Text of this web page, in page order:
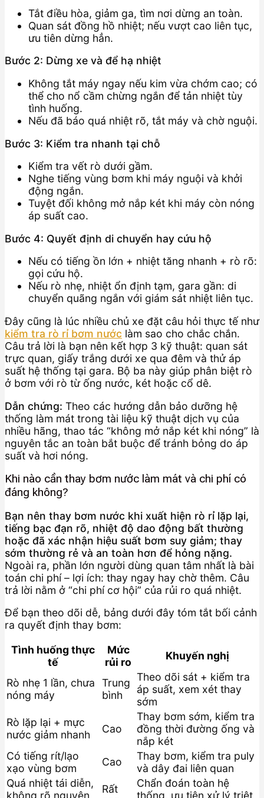
Tắt điều hòa, giảm ga, tìm nơi dừng an toàn.
Quan sát đồng hồ nhiệt; nếu vượt cao liên tục,
ưu tiên dừng hẳn.
Bước 2: Dừng xe và để hạ nhiệt
Không tắt máy ngay nếu kim vừa chớm cao; có
thể cho nổ cầm chừng ngắn để tản nhiệt tùy
tình huống.
Nếu đã báo quá nhiệt rõ, tắt máy và chờ nguội.
Bước 3: Kiểm tra nhanh tại chỗ
Kiểm tra vết rò dưới gầm.
Nghe tiếng vùng bơm khi máy nguội và khởi
động ngắn.
Tuyệt đối không mở nắp két khi máy còn nóng
áp suất cao.
Bước 4: Quyết định di chuyển hay cứu hộ
Nếu có tiếng ồn lớn + nhiệt tăng nhanh + rò rõ:
gọi cứu hộ.
Nếu rò nhẹ, nhiệt ổn định tạm, gara gần: di
chuyển quãng ngắn với giám sát nhiệt liên tục.
Đây cũng là lúc nhiều chủ xe đặt câu hỏi thực tế như
kiểm tra rò rỉ bơm nước làm sao cho chắc chắn.
Câu trả lời là bạn nên kết hợp 3 kỹ thuật: quan sát
trực quan, giấy trắng dưới xe qua đêm và thử áp
suất hệ thống tại gara. Bộ ba này giúp phân biệt rò
ở bơm với rò từ ống nước, két hoặc cổ dê.
Dẫn chứng: Theo các hướng dẫn bảo dưỡng hệ
thống làm mát trong tài liệu kỹ thuật dịch vụ của
nhiều hãng, thao tác “không mở nắp két khi nóng” là
nguyên tắc an toàn bắt buộc để tránh bỏng do áp
suất và hơi nóng.
Khi nào cần thay bơm nước làm mát và chi phí có
đáng không?
Bạn nên thay bơm nước khi xuất hiện rò rỉ lặp lại,
tiếng bạc đạn rõ, nhiệt độ dao động bất thường
hoặc đã xác nhận hiệu suất bơm suy giảm; thay
sớm thường rẻ và an toàn hơn để hỏng nặng.
Ngoài ra, phần lớn người dùng quan tâm nhất là bài
toán chi phí – lợi ích: thay ngay hay chờ thêm. Câu
trả lời nằm ở “chi phí cơ hội” của rủi ro quá nhiệt.
Để bạn theo dõi dễ, bảng dưới đây tóm tắt bối cảnh
ra quyết định thay bơm:
Tình huống thực
tế
Mức
rủi ro
Khuyến nghị
Rò nhẹ 1 lần, chưa
nóng máy
Trung
bình
Theo dõi sát + kiểm tra
áp suất, xem xét thay
sớm
Rò lặp lại + mực
nước giảm nhanh
Cao
Thay bơm sớm, kiểm tra
đồng thời đường ống và
nắp két
Có tiếng rít/lạo
xạo vùng bơm
Cao
Thay bơm, kiểm tra puly
và dây đai liên quan
Quá nhiệt tái diễn,
không rõ nguyên
Rất
Chẩn đoán toàn hệ
thống, ưu tiên xử lý triệt